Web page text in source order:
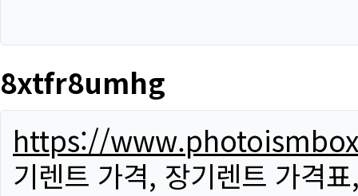
8xtfr8umhg
https://
기렌트 가격, 장기렌트 가격